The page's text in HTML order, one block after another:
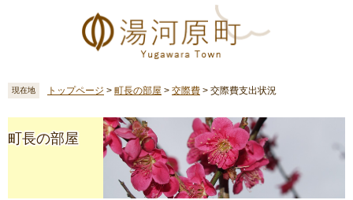
。
て
現在地 トップページ > 町長の部屋 > 交際費 > 交際費支出状況
町長の部屋